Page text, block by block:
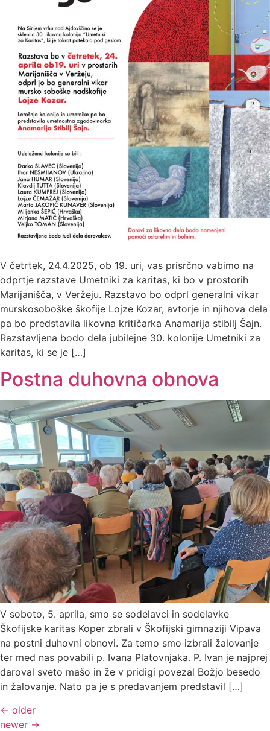
V četrtek, 24.4.2025, ob 19. uri, vas prisrčno vabimo na
odprtje razstave Umetniki za karitas, ki bo v prostorih
Marijanišča, v Veržeju. Razstavo bo odprl generalni vikar
murskosoboške škofije Lojze Kozar, avtorje in njihova dela
pa bo predstavila likovna kritičarka Anamarija stibilj Šajn.
Razstavljena bodo dela jubilejne 30. kolonije Umetniki za
karitas, ki se je […]
Postna duhovna obnova
V soboto, 5. aprila, smo se sodelavci in sodelavke
Škofijske karitas Koper zbrali v Škofijski gimnaziji Vipava
na postni duhovni obnovi. Za temo smo izbrali žalovanje
ter med nas povabili p. Ivana Platovnjaka. P. Ivan je najprej
daroval sveto mašo in že v pridigi povezal Božjo besedo
in žalovanje. Nato pa je s predavanjem predstavil […]
← older
newer →